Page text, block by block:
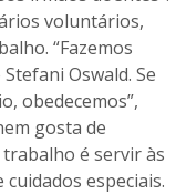
voluntários,
“Fazemos
Oswald. Se
obedecemos”,
gosta de
é servir às
especiais.